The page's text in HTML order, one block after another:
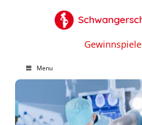
Gewinnspiele
Menu